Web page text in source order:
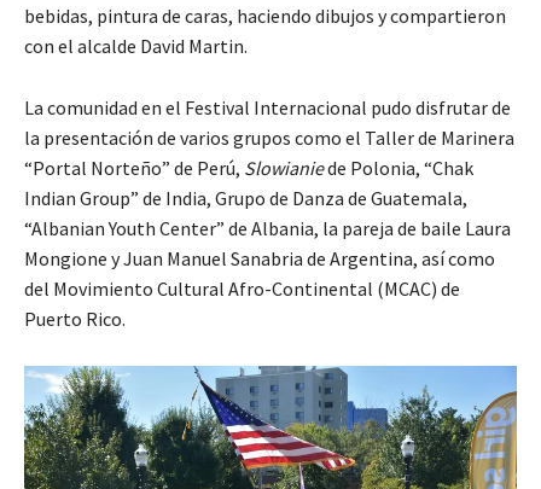
bebidas, pintura de caras, haciendo dibujos y compartieron
con el alcalde David Martin.
La comunidad en el Festival Internacional pudo disfrutar de
la presentación de varios grupos como el Taller de Marinera
“Portal Norteño” de Perú, Slowianiede Polonia, “Chak
Indian Group” de India, Grupo de Danza de Guatemala,
“Albanian Youth Center” de Albania, la pareja de baile Laura
Mongione y Juan Manuel Sanabria de Argentina, así como
del Movimiento Cultural Afro-Continental (MCAC) de
Puerto Rico.